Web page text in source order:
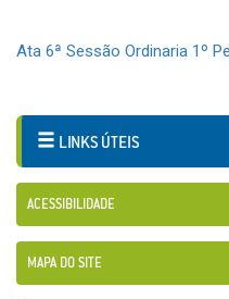
Ata 6ª Sessão Ordinaria 1º
LINKS ÚTEIS
ACESSIBILIDADE
MAPA DO SITE